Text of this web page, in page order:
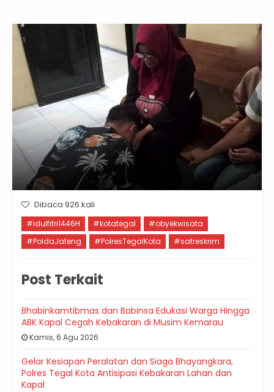
Dibaca 926 kali
#idulfitri1446H #kotategal
#obyekwisata
#PoldaJateng
#PolresTegalKota #satreskrim
Post Terkait
Bhabinkamtibmas dan Babinsa Edukasi Warga Hingga
ABK Kapal Cegah Kebakaran di Musim Kemarau
Kamis, 6 Agu 2026
Gelar Kesiapan Peralatan dan Siaga Bhayangkara,
Polres Tegal Kota Antisipasi Kebakaran Lahan dan
Kapal